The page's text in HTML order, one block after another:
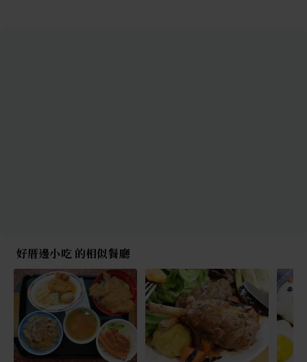
好厝邊小吃 的相似餐廳